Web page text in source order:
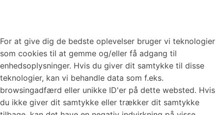
For at give dig de bedste oplevelser bruger vi teknologier
som cookies til at gemme og/eller få adgang til
enhedsoplysninger. Hvis du giver dit samtykke til disse
teknologier, kan vi behandle data som f.eks.
browsingadfærd eller unikke ID'er på dette websted. Hvis
du ikke giver dit samtykke eller trækker dit samtykke